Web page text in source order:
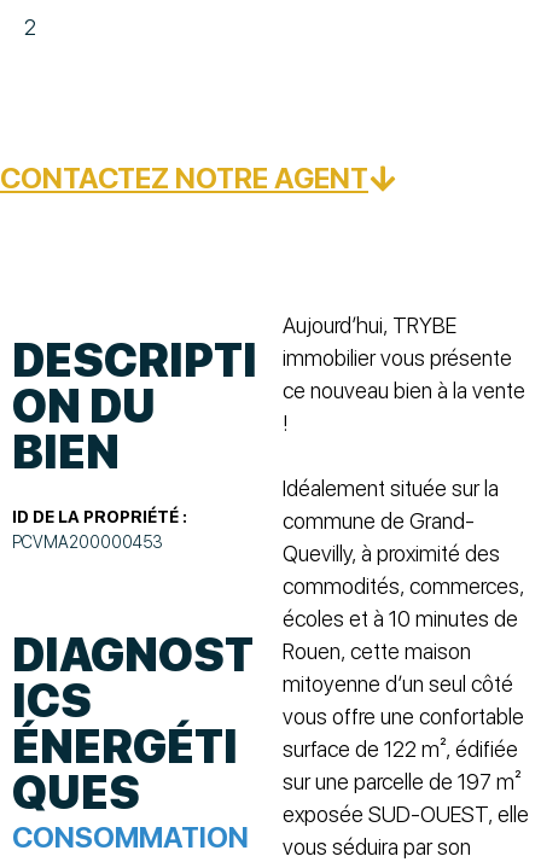
2
CONTACTEZ NOTRE AGENT
DESCRIPTI
ON DU
BIEN
ID DE LA PROPRIÉTÉ :
PCVMA200000453
DIAGNOST
ICS
ÉNERGÉTI
QUES
CONSOMMATION
Aujourd’hui, TRYBE
immobilier vous présente
ce nouveau bien à la vente
!
Idéalement située sur la
commune de Grand-
Quevilly, à proximité des
commodités, commerces,
écoles et à 10 minutes de
Rouen, cette maison
mitoyenne d’un seul côté
vous offre une confortable
surface de 122 m², édifiée
sur une parcelle de 197 m²
exposée SUD-OUEST, elle
vous séduira par son